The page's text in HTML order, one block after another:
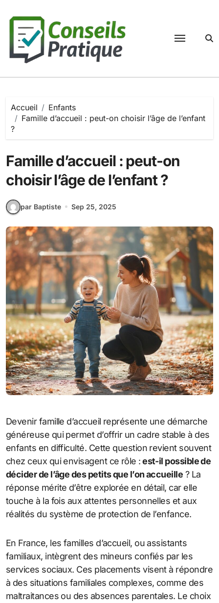
contenu
Accueil
Enfants
Famille d’accueil : peut-on choisir l’âge de l’enfant
?
Famille d’accueil : peut-on
choisir l’âge de l’enfant ?
par Baptiste Sep 25, 2025
Devenir famille d’accueil représente une démarche
généreuse qui permet d’offrir un cadre stable à des
enfants en difficulté. Cette question revient souvent
chez ceux qui envisagent ce rôle :est-il possible de
décider de l’âge des petits que l’on accueille ? La
réponse mérite d’être explorée en détail, car elle
touche à la fois aux attentes personnelles et aux
réalités du système de protection de l’enfance.
En France, les familles d’accueil, ou assistants
familiaux, intègrent des mineurs confiés par les
services sociaux. Ces placements visent à répondre
à des situations familiales complexes, comme des
maltraitances ou des absences parentales. Le choix